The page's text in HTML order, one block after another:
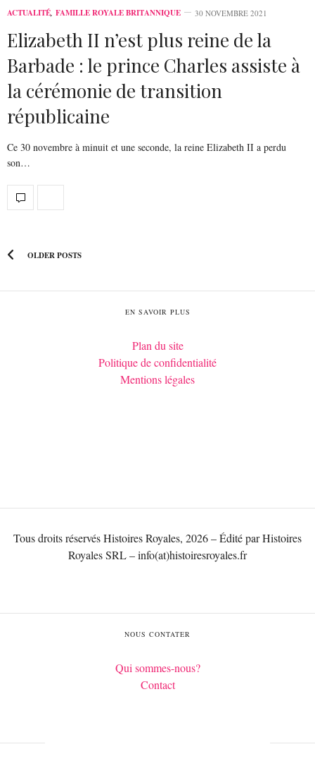
ACTUALITÉ, FAMILLE ROYALE BRITANNIQUE 30 NOVEMBRE 2021
Elizabeth II n’est plus reine de la
Barbade : le prince Charles assiste à
la cérémonie de transition
républicaine
Ce 30 novembre à minuit et une seconde, la reine Elizabeth II a perdu
son…
OLDER POSTS
EN SAVOIR PLUS
Plan du site
Politique de confidentialité
Mentions légales
Tous droits réservés Histoires Royales, 2026 – Édité par Histoires
Royales SRL – info(at)histoiresroyales.fr
NOUS CONTATER
Qui sommes-nous?
Contact